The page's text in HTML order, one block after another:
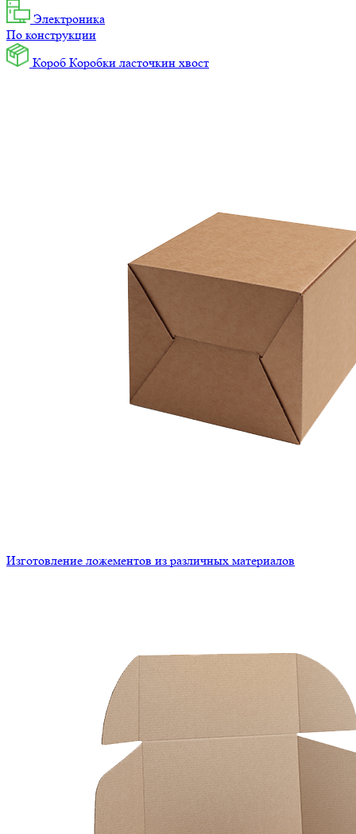
Электроника
По конструкции
Короб Коробки ласточкин хвост
Изготовление ложементов из различных материалов